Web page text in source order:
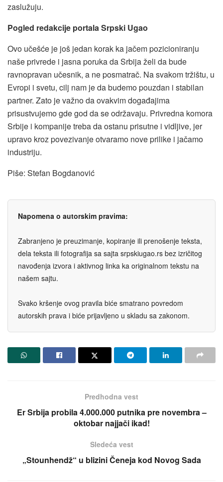
zaslužuju.
Pogled redakcije portala Srpski Ugao
Ovo učešće je još jedan korak ka jačem pozicioniranju
naše privrede i jasna poruka da Srbija želi da bude
ravnopravan učesnik, a ne posmatrač. Na svakom tržištu, u
Evropi i svetu, cilj nam je da budemo pouzdan i stabilan
partner. Zato je važno da ovakvim događajima
prisustvujemo gde god da se održavaju. Privredna komora
Srbije i kompanije treba da ostanu prisutne i vidljive, jer
upravo kroz povezivanje otvaramo nove prilike i jačamo
industriju.
Piše: Stefan Bogdanović
Napomena o autorskim pravima:
Zabranjeno je preuzimanje, kopiranje ili prenošenje teksta,
dela teksta ili fotografija sa sajta srpskiugao.rs bez izričitog
navođenja izvora i aktivnog linka ka originalnom tekstu na
našem sajtu.
Svako kršenje ovog pravila biće smatrano povredom
autorskih prava i biće prijavljeno u skladu sa zakonom.
Predhodna vest
Er Srbija probila 4.000.000 putnika pre novembra –
oktobar najjači ikad!
Sledeća vest
„Stounhendž“ u blizini Čeneja kod Novog Sada